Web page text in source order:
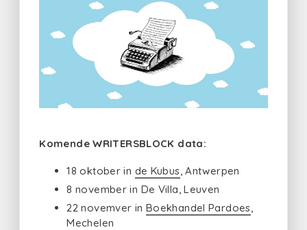
Komende WRITERSBLOCK data:
18 oktober in de Kubus, Antwerpen
8 november in De Villa, Leuven
22 novemver in Boekhandel Pardoes
Mechelen